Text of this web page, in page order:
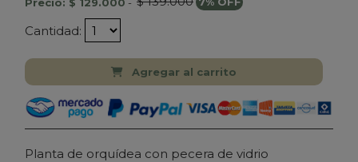
Cantidad:
Agregar al carrito
Planta de orquídea con pecera de vidrio